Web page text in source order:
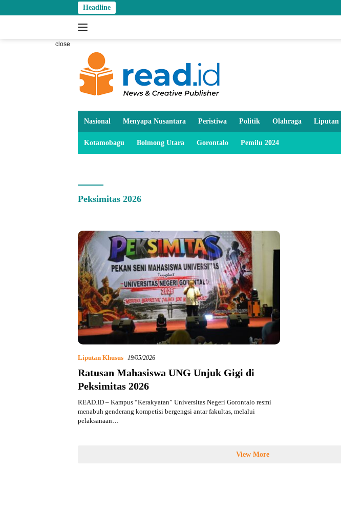
to
Headline
close
Nasional Menyapa Nusantara Peristiwa Politik Olahraga Liputan
Kotamobagu Bolmong Utara Gorontalo Pemilu 2024
Peksimitas 2026
Liputan Khusus 19/05/2026
Ratusan Mahasiswa UNG Unjuk Gigi di
Peksimitas 2026
READ.ID – Kampus “Kerakyatan” Universitas Negeri Gorontalo resmi
menabuh genderang kompetisi bergengsi antar fakultas, melalui
pelaksanaan…
View More